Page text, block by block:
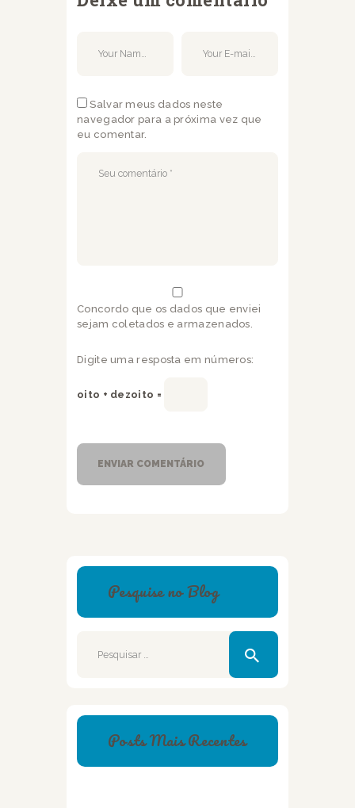
Salvar meus dados neste
navegador para a próxima vez que
eu comentar.
Concordo que os dados que enviei
sejam coletados e armazenados.
Digite uma resposta em números:
oito + dezoito =
Pesquise no Blog
Posts Mais Recentes